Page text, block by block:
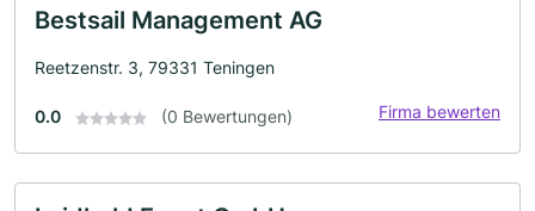
Bestsail Management AG
Reetzenstr. 3, 79331 Teningen
0.0 (0 Bewertungen) Firma bewerten